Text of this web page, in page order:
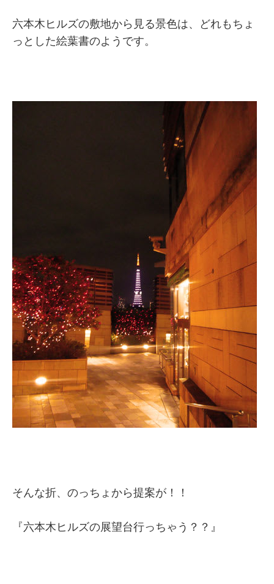
六本木ヒルズの敷地から見る景色は、どれもちょ
っとした絵葉書のようです。
そんな折、のっちょから提案が！！
『六本木ヒルズの展望台行っちゃう？？』